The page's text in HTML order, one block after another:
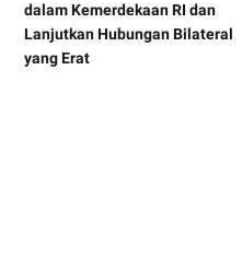
dalam Kemerdekaan RI dan
Lanjutkan Hubungan Bilateral
yang Erat